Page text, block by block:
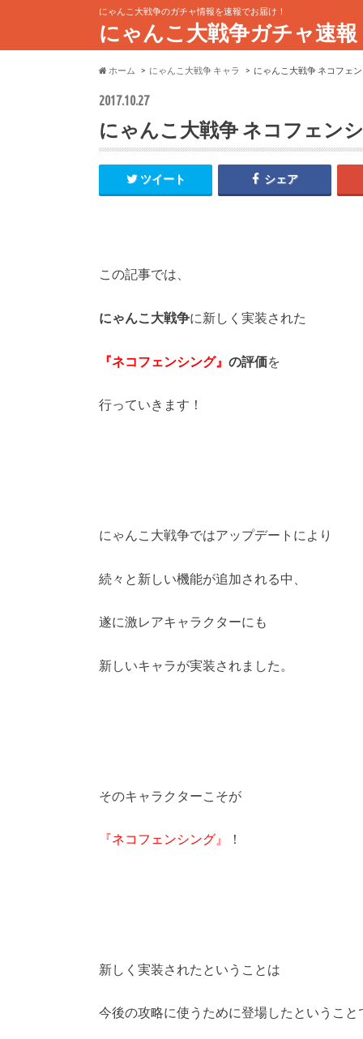
にゃんこ大戦争のガチャ情報を速報でお届け！
にゃんこ大戦争ガチャ速報
ホーム にゃんこ大戦争 キャラ にゃんこ大戦争 ネコフェ
2017.10.27
にゃんこ大戦争 ネコフェン
ツイート シェア
この記事では、
にゃんこ大戦争に新しく実装された
『ネコフェンシング』 の評価を
行っていきます！
にゃんこ大戦争ではアップデートにより
続々と新しい機能が追加される中、
遂に激レアキャラクターにも
新しいキャラが実装されました。
そのキャラクターこそが
『ネコフェンシング』 ！
新しく実装されたということは
今後の攻略に使うために登場したということ